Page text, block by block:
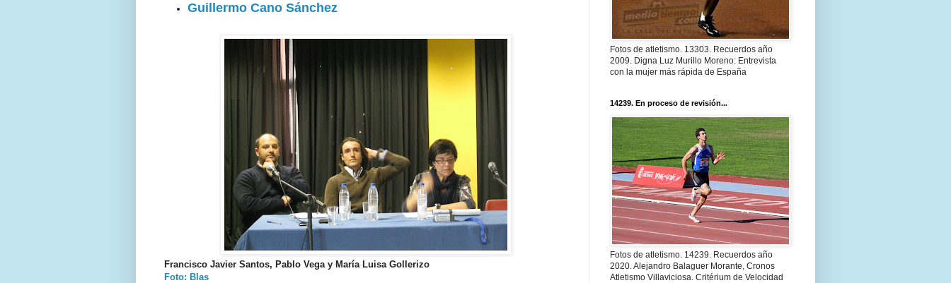
Guillermo Cano Sánchez
Francisco Javier Santos, Pablo Vega y María Luisa Gollerizo
Foto: Blas
Fotos de atletismo. 13303. Recuerdos año
2009. Digna Luz Murillo Moreno: Entrevista
con la mujer más rápida de España
14239. En proceso de revisión...
Fotos de atletismo. 14239. Recuerdos año
2020. Alejandro Balaguer Morante, Cronos
Atletismo Villaviciosa. Critérium de Velocidad